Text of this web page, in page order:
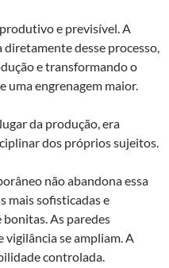
e previsível. A
desse processo,
e transformando o
engrenagem maior.
da produção, era
dos próprios sujeitos.
não abandona essa
mais sofisticadas e
As paredes
vigilância se ampliam. A
controlada.